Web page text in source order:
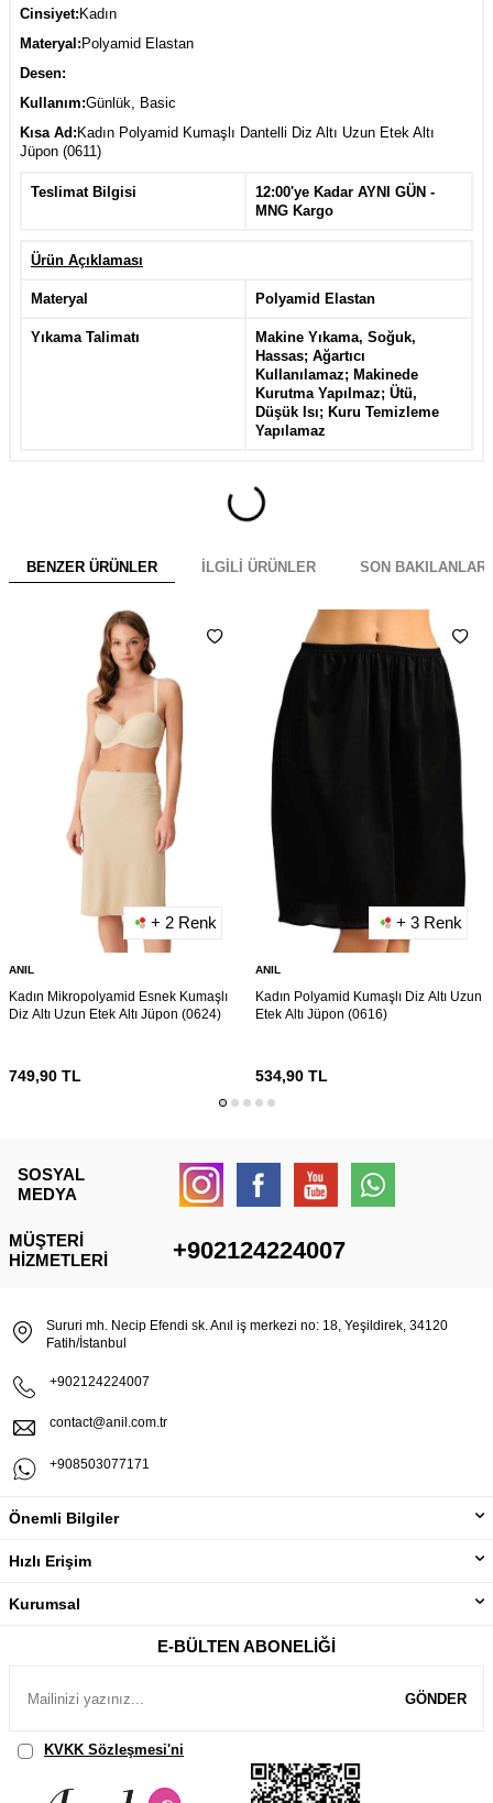
Cinsiyet: Kadın
Materyal: Polyamid Elastan
Desen:
Kullanım:Günlük, Basic
Kısa Ad: Kadın Polyamid Kumaşlı Dantelli Diz Altı Uzun Etek Altı
Jüpon (0611)
Teslimat Bilgisi
12:00'ye Kadar AYNI GÜN -
MNG Kargo
Ürün Açıklaması
Materyal Polyamid Elastan
Yıkama Talimatı
Makine Yıkama, Soğuk,
Hassas; Ağartıcı
Kullanılamaz; Makinede
Kurutma Yapılmaz; Ütü,
Düşük Isı; Kuru Temizleme
Yapılamaz
BENZER ÜRÜNLER İLGILI ÜRÜNLER SON BAKILANLAR
+ 2 Renk
ANIL
Kadın Mikropolyamid Esnek Kumaşlı
Diz Altı Uzun Etek Altı Jüpon (0624)
749,90 TL
+ 3 Renk
ANIL
Kadın Polyamid Kumaşlı Diz Altı Uzun
Etek Altı Jüpon (0616)
534,90TL
SOSYAL
MEDYA
MÜŞTERI
HIZMETLERI
+902124224007
Sururi mh. Necip Efendi sk. Anıl iş merkezi no: 18, Yeşildirek, 34120
Fatih/İstanbul
+902124224007
contact@anil.com.tr
+908503077171
Önemli Bilgiler
Hızlı Erişim
Kurumsal
E-BÜLTEN ABONELIĞI
GÖNDER
KVKK Sözleşmesi'ni